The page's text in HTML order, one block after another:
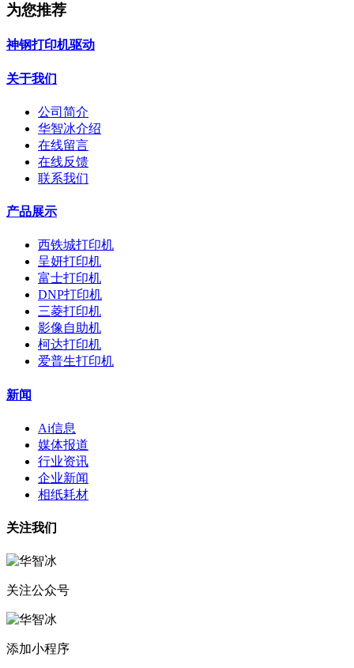
为您推荐
神钢打印机驱动
关于我们
公司简介
华智冰介绍
在线留言
在线反馈
联系我们
产品展示
西铁城打印机
呈妍打印机
富士打印机
DNP打印机
三菱打印机
影像自助机
柯达打印机
爱普生打印机
新闻
Ai信息
媒体报道
行业资讯
企业新闻
相纸耗材
关注我们
关注公众号
添加小程序